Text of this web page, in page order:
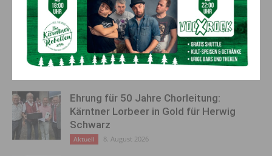
AKTUELLES
Ein langes Leben ging zu Ende: Anna
Stulier im 106. Lebensjahr verstorben
Aktuell 8. August 2026
Ehrung für 50 Jahre Chorleitung:
Kärntner Lorbeer in Gold für Herwig
Schwarz
Aktuell 8. August 2026